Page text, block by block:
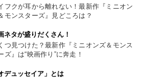
フクが耳から離れない！最新作『ミニオン
モンスターズ』見どころは？
ネタが盛りだくさん！
つ見つけた？最新作『ミニオンズ＆モンス
ズ』は“映画作り”に奔走！
デュッセイア」とは